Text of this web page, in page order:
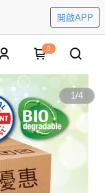
開啟APP
0
1/4